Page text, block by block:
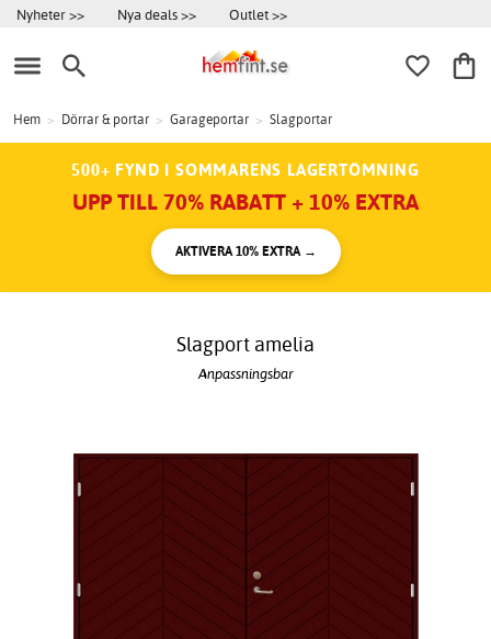
Nyheter >> Nya deals >> Outlet >>
Hem > Dörrar & portar > Garageportar > Slagportar
500+ FYND I SOMMARENS LAGERTÖMNING
UPP TILL 70% RABATT + 10% EXTRA
AKTIVERA 10% EXTRA →
Slagport amelia
Anpassningsbar